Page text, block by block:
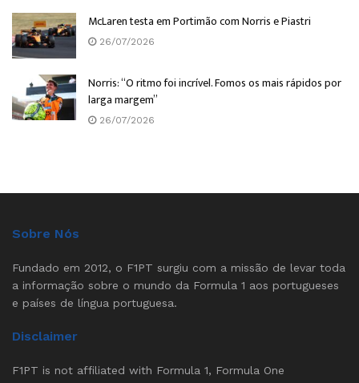
McLaren testa em Portimão com Norris e Piastri
26/07/2026
Norris: “O ritmo foi incrível. Fomos os mais rápidos por
larga margem”
26/07/2026
Sobre Nós
Fundado em 2012, o F1PT surgiu com a missão de levar toda
a informação sobre o mundo da Formula 1 aos portugueses
e países de língua portuguesa.
Disclaimer
F1PT is not affiliated with Formula 1, Formula One